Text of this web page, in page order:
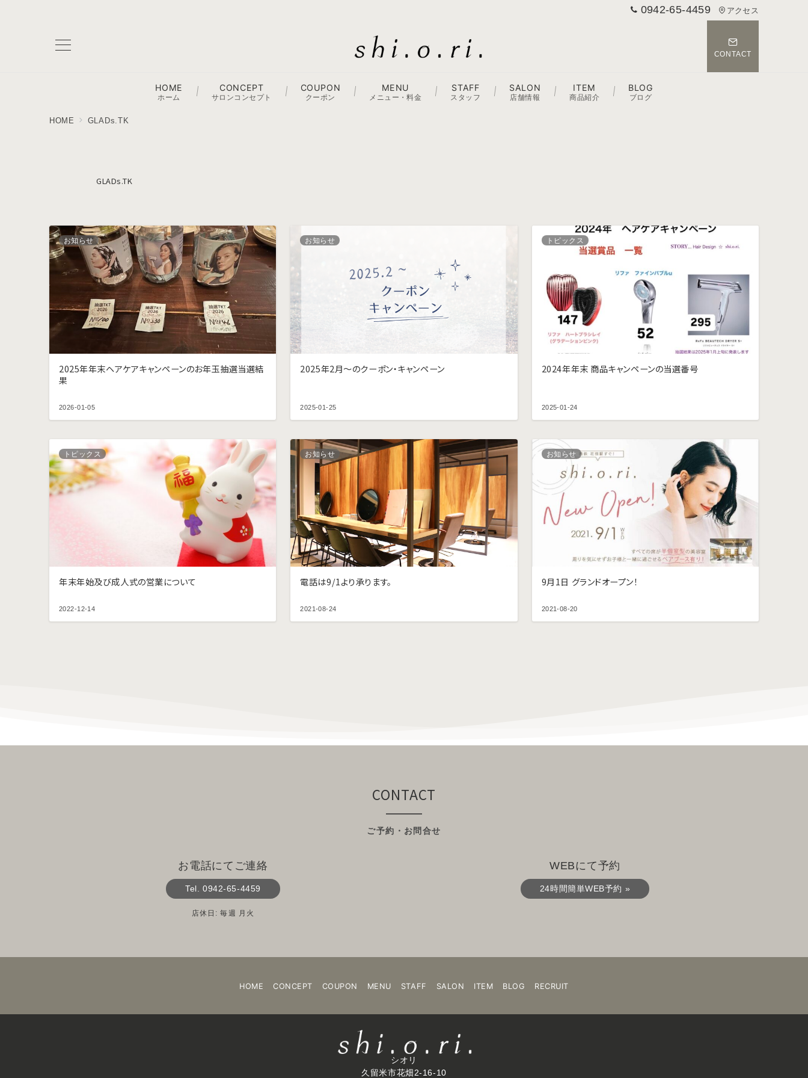
0942-65-4459 アクセス
CONTACT
HOME
ホーム
CONCEPT
サロンコンセプト
COUPON
クーポン
MENU
メニュー・料金
STAFF
スタッフ
SALON
店舗情報
ITEM
商品紹介
BLOG
ブログ
HOME GLADs.TK
GLADs.TK
お知らせ
2025年年末ヘアケアキャンペーンのお年玉抽選当選結
果
2026-01-05
お知らせ
2025年2月〜のクーポン・キャンペーン
2025-01-25
トピックス
2024年年末 商品キャンペーンの当選番号
2025-01-24
トピックス
年末年始及び成人式の営業について
2022-12-14
お知らせ
電話は9/1より承ります。
2021-08-24
お知らせ
9月1日 グランドオープン！
2021-08-20
CONTACT
ご予約・お問合せ
お電話にてご連絡
Tel. 0942-65-4459
店休日: 毎週 月火
WEBにて予約
24時間簡単WEB予約 »
HOME CONCEPT COUPON MENU STAFF SALON ITEM BLOG RECRUIT
シオリ
久留米市花畑2-16-10